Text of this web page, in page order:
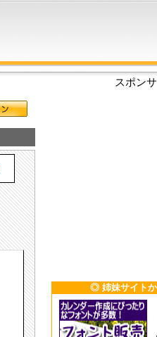
スポン
◎ 姉妹サイト